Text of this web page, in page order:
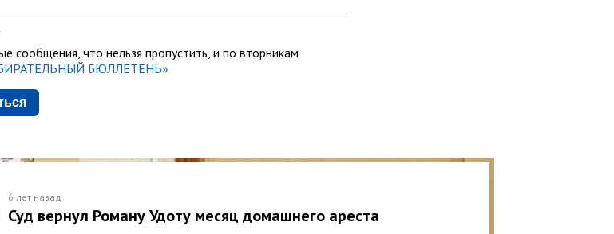
сообщения, что нельзя пропустить, и по вторникам
БЮЛЛЕТЕНЬ»
6 лет назад
Суд вернул Роману Удоту месяц домашнего ареста